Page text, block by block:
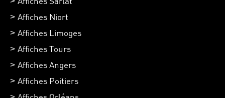
Affiches Niort
Affiches Limoges
Affiches Tours
Affiches Angers
Affiches Poitiers